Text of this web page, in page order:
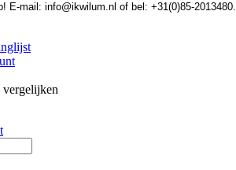
E-mail: info@ikwilum.nl of bel: +31(0)85-2013480.
vergelijken